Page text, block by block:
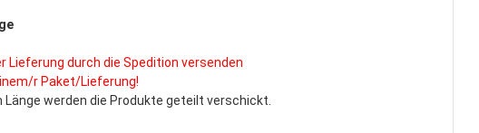
Lieferung durch die Spedition versenden
r Paket/Lieferung!
werden die Produkte geteilt verschickt.